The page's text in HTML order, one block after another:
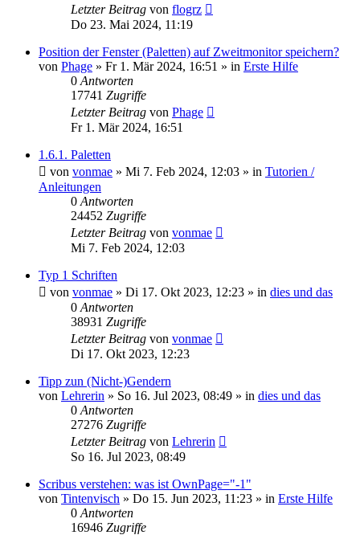
Letzter Beitrag von flogrz
Do 23. Mai 2024, 11:19
Position der Fenster (Paletten) auf Zweitmonitor speichern?
von Phage » Fr 1. Mär 2024, 16:51 » in Erste Hilfe
0 Antworten
17741 Zugriffe
Letzter Beitrag von Phage
Fr 1. Mär 2024, 16:51
1.6.1. Paletten
von vonmae » Mi 7. Feb 2024, 12:03 » in Tutorien /
Anleitungen
0 Antworten
24452 Zugriffe
Letzter Beitrag von vonmae
Mi 7. Feb 2024, 12:03
Typ 1 Schriften
von vonmae » Di 17. Okt 2023, 12:23 » in dies und das
0 Antworten
38931 Zugriffe
Letzter Beitrag von vonmae
Di 17. Okt 2023, 12:23
Tipp zun (Nicht-)Gendern
von Lehrerin » So 16. Jul 2023, 08:49 » in dies und das
0 Antworten
27276 Zugriffe
Letzter Beitrag von Lehrerin
So 16. Jul 2023, 08:49
Scribus verstehen: was ist OwnPage="-1"
von Tintenvisch » Do 15. Jun 2023, 11:23 » in Erste Hilfe
0 Antworten
16946 Zugriffe